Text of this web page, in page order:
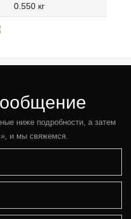
0.550 кг
ниже подробности, а затем
и мы свяжемся.